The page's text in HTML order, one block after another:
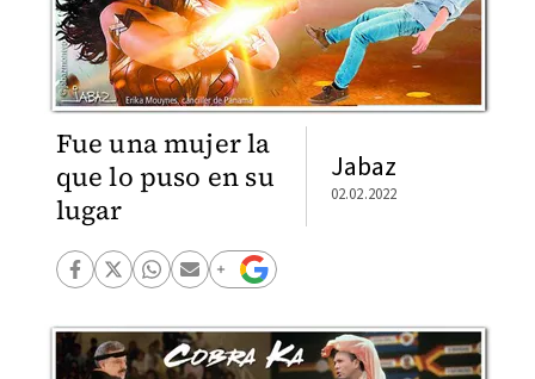
Fue una mujer la
que lo puso en su
lugar
Jabaz
02.02.2022